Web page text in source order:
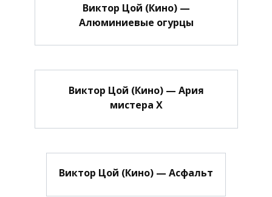
Виктор Цой (Кино) —
Алюминиевые огурцы
Виктор Цой (Кино) — Ария
мистера Х
Виктор Цой (Кино) — Асфальт